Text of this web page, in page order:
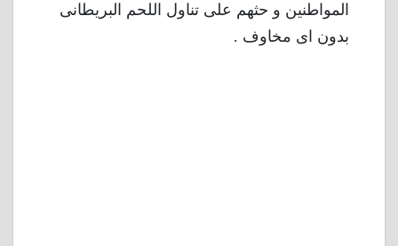
المواطنين و حثهم على تناول اللحم البريطانى
بدون اى مخاوف .